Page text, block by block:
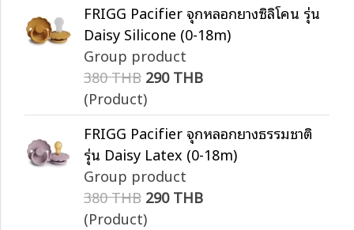
FRIGG Pacifier จุกหลอกยางซิลิโคน รุ่น
Daisy Silicone (0-18m)
Group product
380 THB 290 THB
(Product)
FRIGG Pacifier จุกหลอกยางธรรมชาติ
รุ่น Daisy Latex (0-18m)
Group product
380 THB 290 THB
(Product)